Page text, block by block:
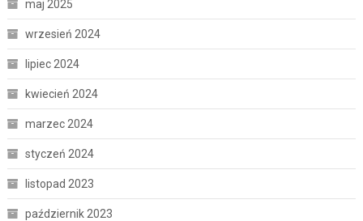
maj 2025
wrzesień 2024
lipiec 2024
kwiecień 2024
marzec 2024
styczeń 2024
listopad 2023
październik 2023